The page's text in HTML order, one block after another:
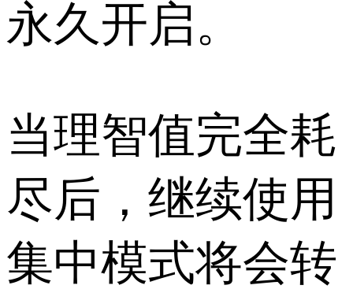
永久开启。
当理智值完全耗
尽后，继续使用
集中模式将会转